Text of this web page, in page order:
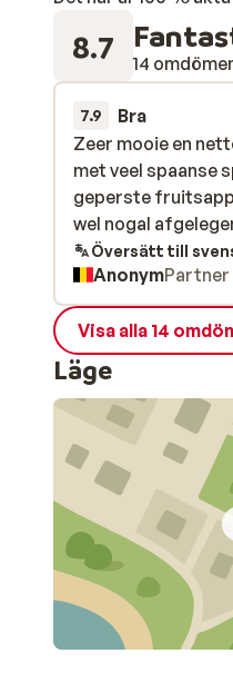
8.7 14
7.9 Bra
Zeer mooie en
met veel spaanse
geperste
wel nogal
Zeer mooie en
met veel spaanse
geperste
wel nogal
Översätt till
AnonymPartner
Visa alla 14
Läge